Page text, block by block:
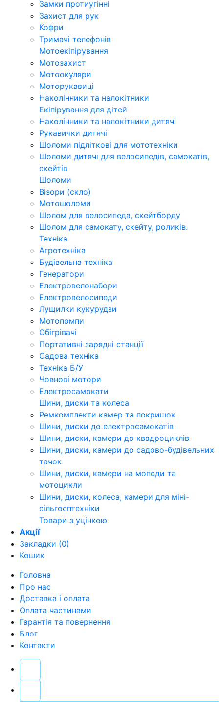
Замки протиугінні
Захист для рук
Кофри
Тримачі телефонів
Мотоекіпірування
Мотозахист
Мотоокуляри
Моторукавиці
Наколінники та налокітники
Екіпірування для дітей
Наколінники та налокітники дитячі
Рукавички дитячі
Шоломи підліткові для мототехніки
Шоломи дитячі для велосипедів, самокатів,
скейтів
Шоломи
Візори (скло)
Мотошоломи
Шолом для велосипеда, скейтборду
Шолом для самокату, скейту, роликів.
Техніка
Агротехніка
Будівельна техніка
Генератори
Електровелонабори
Електровелосипеди
Лущилки кукурудзи
Мотопомпи
Обігрівачі
Портативні зарядні станції
Садова техніка
Техніка Б/У
Човнові мотори
Електросамокати
Шини, диски та колеса
Ремкомплекти камер та покришок
Шини, диски до електросамокатів
Шини, диски, камери до квадроциклів
Шини, диски, камери до садово-будівельних
тачок
Шини, диски, камери на мопеди та
мотоцикли
Шини, диски, колеса, камери для міні-
сільгосптехніки
Товари з уцінкою
Акції
Закладки (0)
Кошик
Головна
Про нас
Доставка і оплата
Оплата частинами
Гарантія та повернення
Блог
Контакти